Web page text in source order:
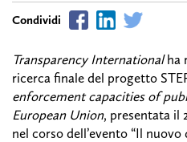
Transparency Internationalha
ricerca finale del progetto
enforcement capacities of
European Union, presentata il
nel corso dell’evento “Il